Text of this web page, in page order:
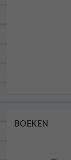
BOEKEN